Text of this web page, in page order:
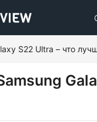
S22 Ultra – что